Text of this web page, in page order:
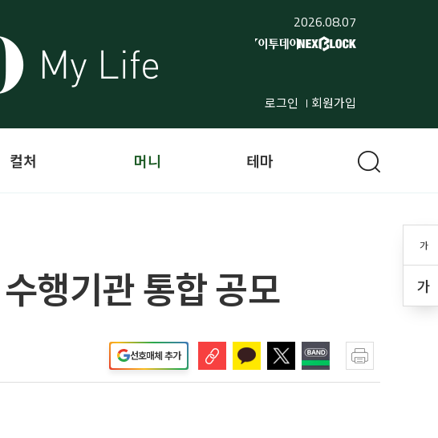
2026.08.07
로그인 회원가입
가
가
컬처 머니 테마
행기관 통합 공모
선호매체 추가